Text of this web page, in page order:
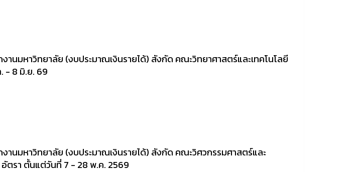
นมหาวิทยาลัย (งบประมาณเงินรายได้) สังกัด คณะวิทยาศาสตร์และเทคโนโลยี
- 8 มิ.ย. 69
านมหาวิทยาลัย (งบประมาณเงินรายได้) สังกัด คณะวิศวกรรมศาสตร์และ
อัตรา ตั้นแต่วันที่ 7 - 28 พ.ค. 2569